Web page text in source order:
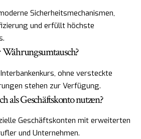
Sicherheitsmechanismen,
und erfüllt höchste
ohne versteckte
stehen zur Verfügung.
als Geschäftskonto nutzen?
Geschäftskonten mit erweiterten
und Unternehmen.